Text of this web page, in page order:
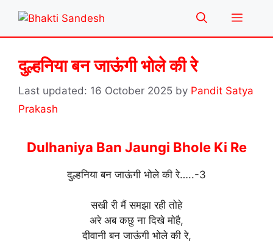
content
Menu
दुल्हनिया बन जाऊंगी भोले की रे
16 October 2025 by Pandit Satya
Prakash
Dulhaniya Ban Jaungi Bhole Ki Re
दुल्हनिया बन जाऊंगी भोले की रे…..-3
सखी री मैं समझा रही तोहे
अरे अब कछु ना दिखे मोहै,
दीवानी बन जाऊंगी भोले की रे,